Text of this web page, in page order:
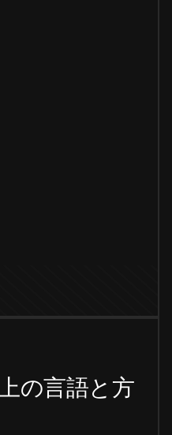
の言語と方